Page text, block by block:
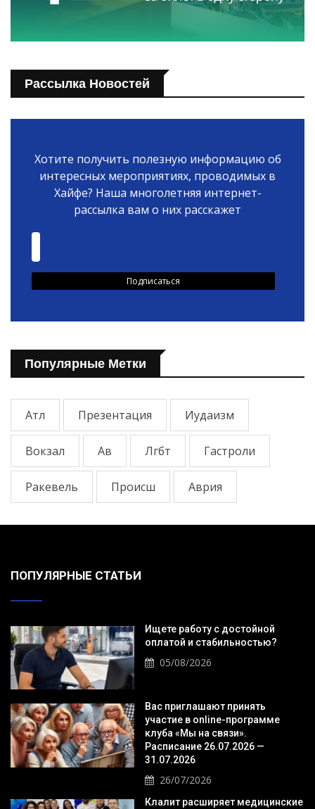
Рассылка Новостей
Хотите получить полезную информацию об
интересных мероприятиях, проводимых в
Хайфе? Наша многолетняя интернет-
рассылка вам о них расскажет
Популярные Метки
Атл Презентация Иудаизм
Вокзал Ав Лгбт Гастроли
Ракевель Происш Аврия
ПОПУЛЯРНЫЕ СТАТЬИ
Ищете работу с достойной
оплатой и стабильностью?
05/08/2026
Вас приглашают принять
участие в online-программе
клуба «Мы на связи».
Расписание 26.07.2026 —
31.07.2026
26/07/2026
Клалит расширяет медицинские